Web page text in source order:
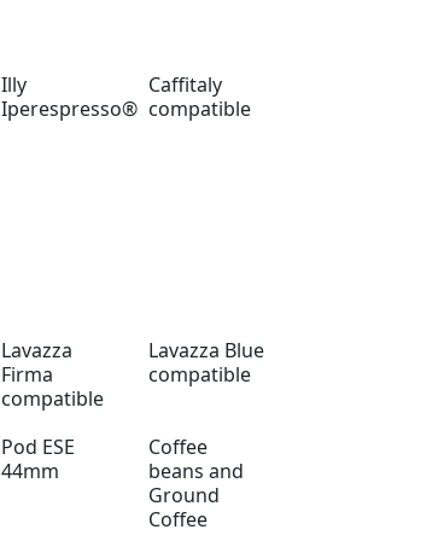
Illy
Iperespresso®
Caffitaly
compatible
Lavazza
Firma
compatible
Lavazza Blue
compatible
Pod ESE
44mm
Coffee
beans and
Ground
Coffee